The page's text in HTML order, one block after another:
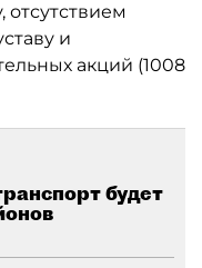
отсутствием
и
акций (1008
будет